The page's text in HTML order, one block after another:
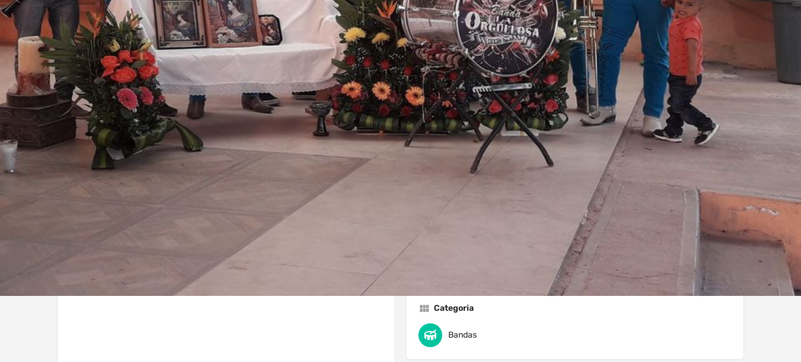
Llama Ahora Deja Resena Lista de reclamaciones Reportar Compartir
Sobre Nosotros
Estamos disponibles para todo tipo de fiestas y eventos. Por favor contáctenos
usando la forma de contacto aquí. Es la manera mas rápida de comunicarse.
Gracias
Abrir Abierto las 24 horas del día
Categoria
Bandas